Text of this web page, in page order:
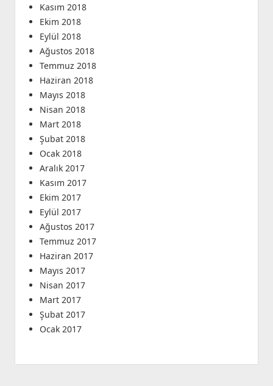
Kasım 2018
Ekim 2018
Eylül 2018
Ağustos 2018
Temmuz 2018
Haziran 2018
Mayıs 2018
Nisan 2018
Mart 2018
Şubat 2018
Ocak 2018
Aralık 2017
Kasım 2017
Ekim 2017
Eylül 2017
Ağustos 2017
Temmuz 2017
Haziran 2017
Mayıs 2017
Nisan 2017
Mart 2017
Şubat 2017
Ocak 2017